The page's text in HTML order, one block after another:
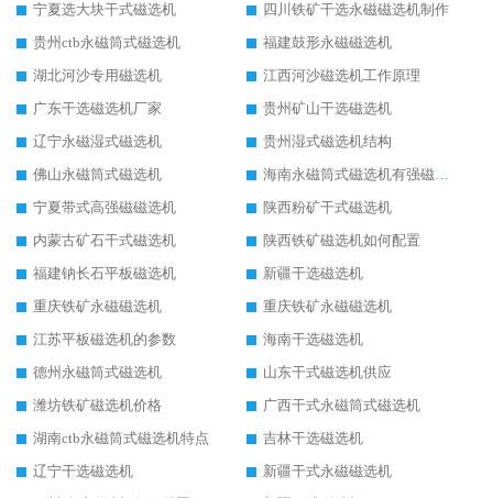
宁夏选大块干式磁选机
四川铁矿干选永磁磁选机制作
贵州ctb永磁筒式磁选机
福建鼓形永磁磁选机
湖北河沙专用磁选机
江西河沙磁选机工作原理
广东干选磁选机厂家
贵州矿山干选磁选机
辽宁永磁湿式磁选机
贵州湿式磁选机结构
佛山永磁筒式磁选机
海南永磁筒式磁选机有强磁的吗
宁夏带式高强磁磁选机
陕西粉矿干式磁选机
内蒙古矿石干式磁选机
陕西铁矿磁选机如何配置
福建钠长石平板磁选机
新疆干选磁选机
重庆铁矿永磁磁选机
重庆铁矿永磁磁选机
江苏平板磁选机的参数
海南干选磁选机
德州永磁筒式磁选机
山东干式磁选机供应
潍坊铁矿磁选机价格
广西干式永磁筒式磁选机
湖南ctb永磁筒式磁选机特点
吉林干选磁选机
辽宁干选磁选机
新疆干式永磁磁选机